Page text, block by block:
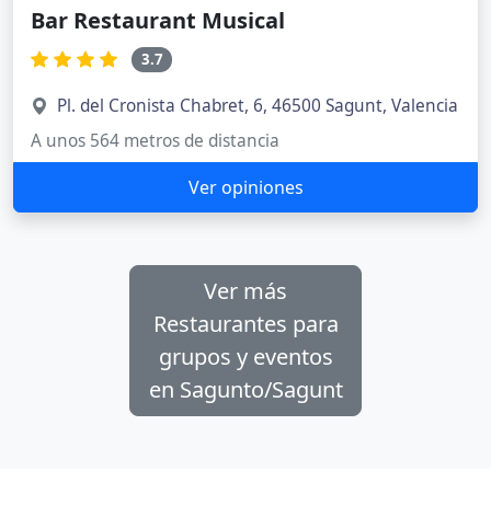
Bar Restaurant Musical
3.7
Pl. del Cronista Chabret, 6, 46500 Sagunt, Valencia
A unos 564 metros de distancia
Ver opiniones
Ver más
Restaurantes para
grupos y eventos
en Sagunto/Sagunt